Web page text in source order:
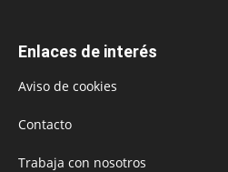
Enlaces de interés
Aviso de cookies
Contacto
Trabaja con nosotros